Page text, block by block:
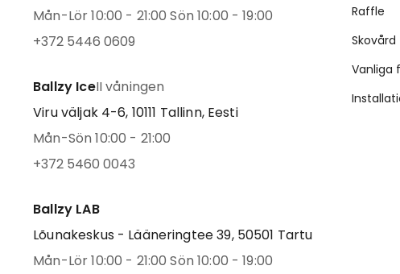
Mån-Lör 10:00 - 21:00 Sön 10:00 - 19:00
+372 5446 0609
Ballzy IceII våningen
Viru väljak 4-6, 10111 Tallinn, Eesti
Mån-Sön 10:00 - 21:00
+372 5460 0043
Ballzy LAB
Lõunakeskus - Lääneringtee 39, 50501 Tartu
Mån-Lör 10:00 - 21:00 Sön 10:00 - 19:00
Raffle
Skovård
Vanliga